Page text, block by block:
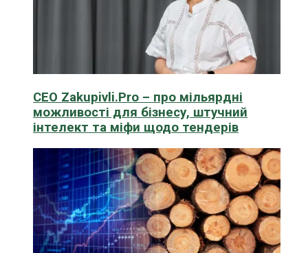
CEO Zakupivli.Pro – про мільярдні
можливості для бізнесу, штучний
інтелект та міфи щодо тендерів